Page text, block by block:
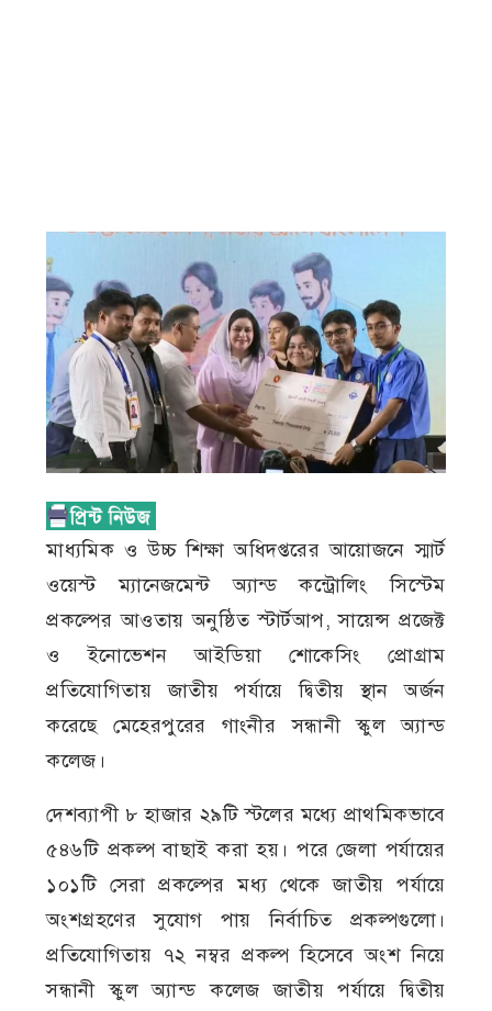
মাধ্যমিক ও উচ্চ শিক্ষা অধিদপ্তরের আয়োজনে স্মার্ট
ওয়েস্ট ম্যানেজমেন্ট অ্যান্ড কন্ট্রোলিং সিস্টেম
প্রকল্পের আওতায় অনুষ্ঠিত স্টার্টআপ, সায়েন্স প্রজেক্ট
ও ইনোভেশন আইডিয়া শোকেসিং প্রোগ্রাম
প্রতিযোগিতায় জাতীয় পর্যায়ে দ্বিতীয় স্থান অর্জন
করেছে মেহেরপুরের গাংনীর সন্ধানী স্কুল অ্যান্ড
কলেজ।
দেশব্যাপী ৮ হাজার ২৯টি স্টলের মধ্যে প্রাথমিকভাবে
৫৪৬টি প্রকল্প বাছাই করা হয়। পরে জেলা পর্যায়ের
১০১টি সেরা প্রকল্পের মধ্য থেকে জাতীয় পর্যায়ে
অংশগ্রহণের সুযোগ পায় নির্বাচিত প্রকল্পগুলো।
প্রতিযোগিতায় ৭২ নম্বর প্রকল্প হিসেবে অংশ নিয়ে
সন্ধানী স্কুল অ্যান্ড কলেজ জাতীয় পর্যায়ে দ্বিতীয়